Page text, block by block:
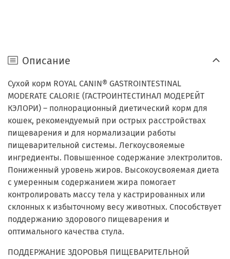
Описание
Сухой корм ROYAL CANIN® GASTROINTESTINAL
MODERATE CALORIE (ГАСТРОИНТЕСТИНАЛ МОДЕРЕЙТ
КЭЛОРИ) – полнорационный диетический корм для
кошек, рекомендуемый при острых расстройствах
пищеварения и для нормализации работы
пищеварительной системы. Легкоусвояемые
ингредиенты. Повышенное содержание электролитов.
Пониженный уровень жиров. Высокоусвояемая диета
с умеренным содержанием жира помогает
контролировать массу тела у кастрированных или
склонных к избыточному весу животных. Способствует
поддержанию здорового пищеварения и
оптимального качества стула.
ПОДДЕРЖАНИЕ ЗДОРОВЬЯ ПИЩЕВАРИТЕЛЬНОЙ